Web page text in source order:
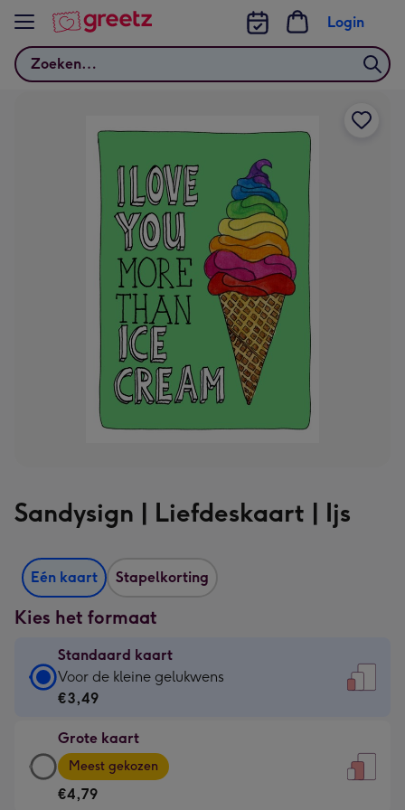
Bekijk meer
Zoeken
Login
Sandysign | Liefdeskaart | Ijs
Eén kaart Stapelkorting
Kies het formaat
Standaard kaart
Standaard
kaart
€3,49
-
Voor
Voor de kleine gelukwens
€3,49
Grote kaart
Grote
kaart
-
Meest gekozen
€4,79